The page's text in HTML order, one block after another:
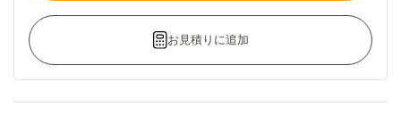
お見積りに追加